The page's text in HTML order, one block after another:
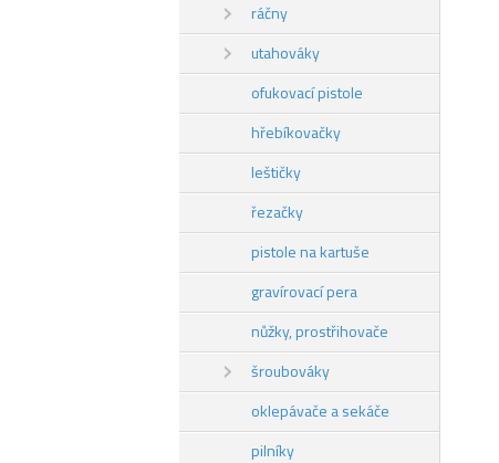
ráčny
utahováky
ofukovací pistole
hřebíkovačky
leštičky
řezačky
pistole na kartuše
gravírovací pera
nůžky, prostřihovače
šroubováky
oklepávače a sekáče
pilníky